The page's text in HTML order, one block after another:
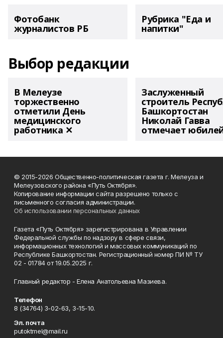
Фотобанк
журналистов РБ
Рубрика "Еда и
напитки"
Выбор редакции
В Мелеузе
торжественно
отметили День
медицинского
работника ✕
Заслуженный
строитель
Башкортостан
Николай Гавва
отмечает
© 2015-2026 Общественно-политическая газета г. Мелеуза и
Мелеузовского района «Путь Октября».
Копирование информации сайта разрешено только с
письменного согласия администрации.
Об использовании персональных данных
Газета «Путь Октября» зарегистрирована в Управлении
Федеральной службы по надзору в сфере связи,
информационных технологий и массовых коммуникаций по
Республике Башкортостан. Регистрационный номер ПИ № ТУ
02 - 01784 от 19.05.2025 г.
Главный редактор - Елена Анатольевна Мазиева.
Телефон
8 (34764) 3-02-63, 3-15-10.
Эл. почта
putoktmel@mail.ru